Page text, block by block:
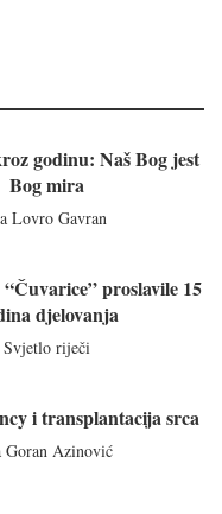
godinu: Naš Bog jest
Bog mira
Lovro Gavran
proslavile 15
djelovanja
Svjetlo riječi
i transplantacija srca
Goran Azinović